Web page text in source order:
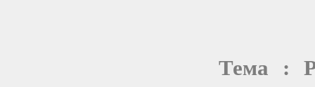
Тема :